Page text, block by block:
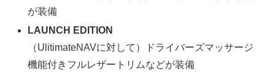
が装備
LAUNCH EDITION
（UlitimateNAVに対して）ドライバーズマッサージ
機能付きフルレザートリムなどが装備